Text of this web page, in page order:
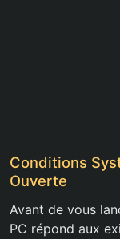
Conditions
Ouverte
Avant de vous
PC répond aux